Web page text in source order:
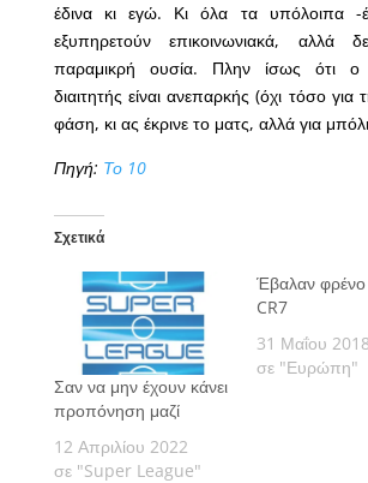
έδινα κι εγώ. Κι όλα τα υπόλοιπα -
εξυπηρετούν επικοινωνιακά, αλλά
παραμικρή ουσία. Πλην ίσως ότι ο
διαιτητής είναι ανεπαρκής (όχι τόσο για
φάση, κι ας έκρινε το ματς, αλλά για
Πηγή: Το 10
Σχετικά
Σαν να μην έχουν κάνει
προπόνηση μαζί
12 Απριλίου 2022
σε "Super League"
Έβαλαν
CR7
31 Μαΐου 2018
σε "Ευρώπη"